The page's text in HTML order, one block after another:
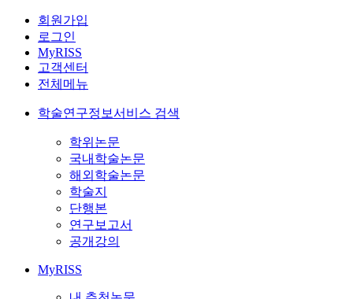
회원가입
로그인
MyRISS
고객센터
전체메뉴
학술연구정보서비스 검색
학위논문
국내학술논문
해외학술논문
학술지
단행본
연구보고서
공개강의
MyRISS